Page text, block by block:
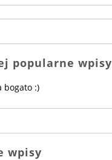
popularne wpisy
bogato :)
wpisy